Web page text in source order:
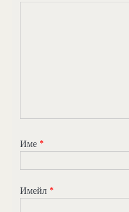
Име *
Имейл *